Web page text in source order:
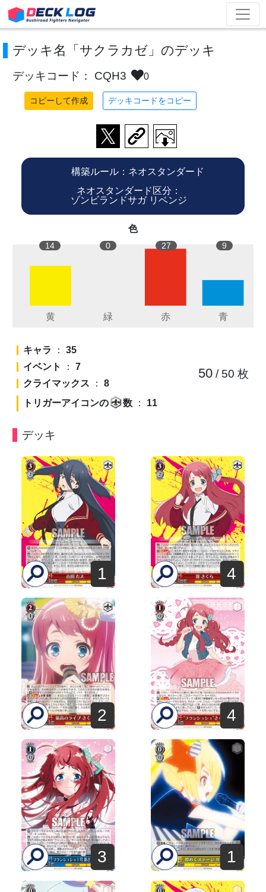
デッキ名「サクラカゼ」のデッキ
デッキコード： CQH3 0
コピーして作成 デッキコードをコピー
構築ルール：ネオスタンダード
ネオスタンダード区分：
ゾンビランドサガ リベンジ
色
14 0 27 9
キャラ ： 35
イベント
： 7
クライマックス ： 8
トリガーアイコンの
数 ： 11
50/ 50 枚
デッキ
1 4
2 4
3 1